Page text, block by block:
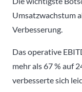
Umsatzwachstum
Verbesserung.
Das operative
mehr als 67 % auf
verbesserte sich